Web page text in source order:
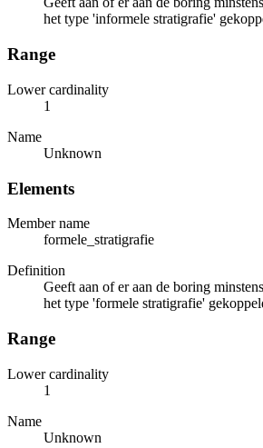
het type 'informele stratigrafie'
Range
Lower cardinality
1
Name
Unknown
Elements
Member name
formele_stratigrafie
Definition
Geeft aan of er aan de boring
het type 'formele stratigrafie'
Range
Lower cardinality
1
Name
Unknown